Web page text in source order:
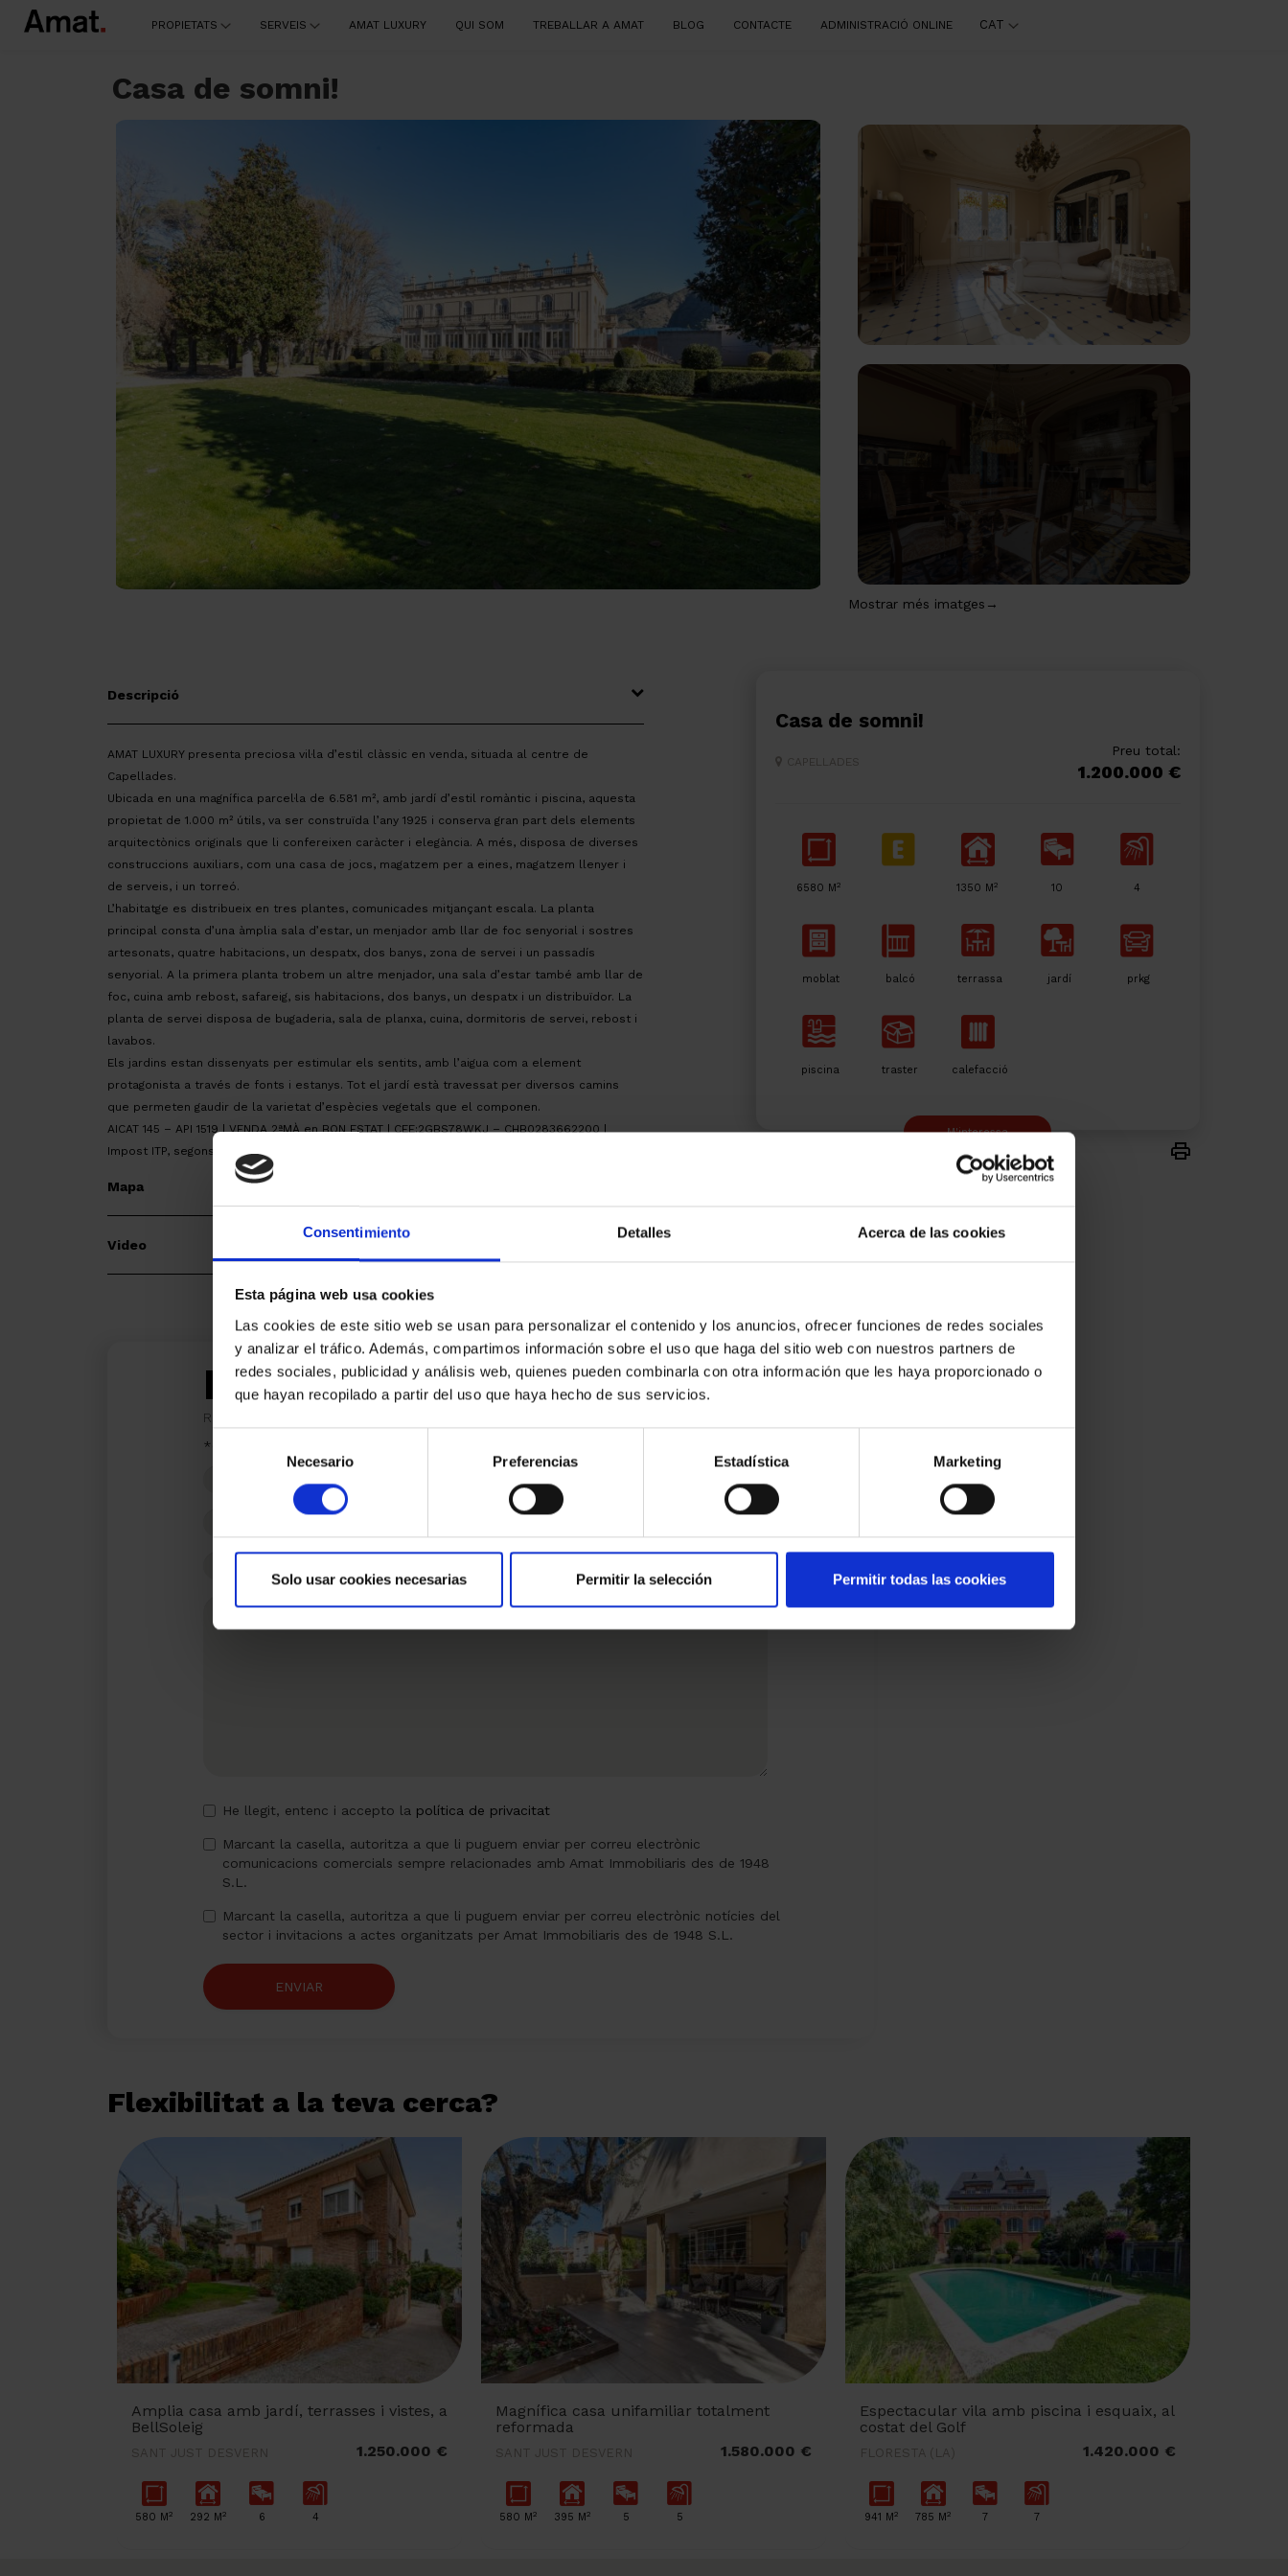
Consentimiento Detalles Acerca de las cookies
Esta página web usa cookies
Las cookies de este sitio web se usan para personalizar el contenido y los anuncios, ofrecer funciones de redes sociales
y analizar el tráfico. Además, compartimos información sobre el uso que haga del sitio web con nuestros partners de
redes sociales, publicidad y análisis web, quienes pueden combinarla con otra información que les haya proporcionado o
que hayan recopilado a partir del uso que haya hecho de sus servicios.
consentimiento
Necesario Preferencias Estadística Marketing
Solo usar cookies necesarias Permitir la selección Permitir todas las cookies
PROPIETATS SERVEIS AMAT LUXURY QUI SOM TREBALLAR A AMAT BLOG CONTACTE ADMINISTRACIÓ ONLINE CAT
Casa de somni!
Mostrar més imatges→
Descripció
AMAT LUXURY presenta preciosa vil·la d’estil clàssic en venda, situada al centre de
Capellades.
Ubicada en una magnífica parcel·la de 6.581 m², amb jardí d’estil romàntic i piscina, aquesta
propietat de 1.000 m² útils, va ser construïda l’any 1925 i conserva gran part dels elements
arquitectònics originals que li confereixen caràcter i elegància. A més, disposa de diverses
construccions auxiliars, com una casa de jocs, magatzem per a eines, magatzem llenyer i
de serveis, i un torreó.
L’habitatge es distribueix en tres plantes, comunicades mitjançant escala. La planta
principal consta d’una àmplia sala d’estar, un menjador amb llar de foc senyorial i sostres
artesonats, quatre habitacions, un despatx, dos banys, zona de servei i un passadís
senyorial. A la primera planta trobem un altre menjador, una sala d’estar també amb llar de
foc, cuina amb rebost, safareig, sis habitacions, dos banys, un despatx i un distribuïdor. La
planta de servei disposa de bugaderia, sala de planxa, cuina, dormitoris de servei, rebost i
lavabos.
Els jardins estan dissenyats per estimular els sentits, amb l’aigua com a element
protagonista a través de fonts i estanys. Tot el jardí està travessat per diversos camins
que permeten gaudir de la varietat d’espècies vegetals que el componen.
AICAT 145 – API 1519 | VENDA 2ªMÀ en BON ESTAT | CEE:2GBS78WKJ – CHB0283662200 |
Impost ITP, segons tipus vigent. Despeses notarials i registrals, segons arancel.
Mapa
Video
Casa de somni!
CAPELLADES
Preu total:
1.200.000 €
6580 M2 1350 M2 10 4
moblat balcó terrassa jardí prkg
piscina traster calefacció
M'interessa
Estic interessat
Ref.:
*Camps requerits
Missatge
He llegit, entenc i accepto la política de privacitat
Marcant la casella, autoritza a que li puguem enviar per correu electrònic
comunicacions comercials sempre relacionades amb Amat Immobiliaris des de 1948
S.L.
Marcant la casella, autoritza a que li puguem enviar per correu electrònic notícies del
sector i invitacions a actes organitzats per Amat Immobiliaris des de 1948 S.L.
ENVIAR
Flexibilitat a la teva cerca?
Amplia casa amb jardí, terrasses i vistes, a
BellSoleig
SANT JUST DESVERN 1.250.000 €
580 M2 292 M2 6 4
Magnífica casa unifamiliar totalment
reformada
SANT JUST DESVERN 1.580.000 €
580 M2 395 M2 5 5
Espectacular vila amb piscina i esquaix, al
costat del Golf
FLORESTA (LA) 1.420.000 €
941 M2 785 M2 7 7